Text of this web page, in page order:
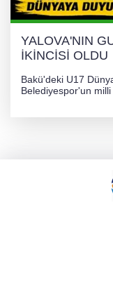
YALOVA'NIN
İKİNCİSİ OLDU
Bakü'deki U17
Belediyespor'un milli